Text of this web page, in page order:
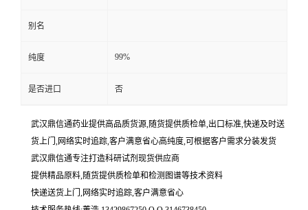
别名
纯度 99%
是否进口 否
武汉鼎信通药业提供高品质货源,随货提供质检单,出口标准,快递及时送
货上门,网络实时追踪,客户满意省心高纯度,可根据客户需求分装发货
武汉鼎信通专注打造科研试剂现货供应商
提供精品原料,随货提供质检单和检测图谱等技术资料
快递送货上门,网络实时追踪,客户满意省心